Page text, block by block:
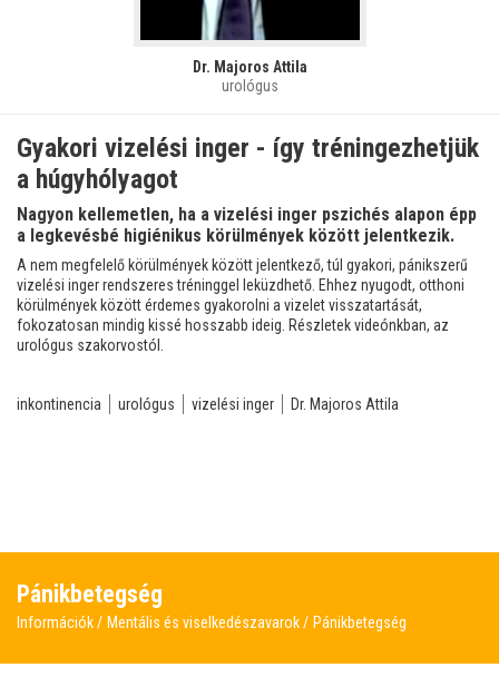
Dr. Majoros Attila
urológus
Gyakori vizelési inger - így tréningezhetjük
a húgyhólyagot
Nagyon kellemetlen, ha a vizelési inger pszichés alapon épp
a legkevésbé higiénikus körülmények között jelentkezik.
A nem megfelelő körülmények között jelentkező, túl gyakori, pánikszerű
vizelési inger rendszeres tréninggel leküzdhető. Ehhez nyugodt, otthoni
körülmények között érdemes gyakorolni a vizelet visszatartását,
fokozatosan mindig kissé hosszabb ideig. Részletek videónkban, az
urológus szakorvostól.
inkontinencia urológus vizelési inger Dr. Majoros Attila
Pánikbetegség
Információk Mentális és viselkedészavarok Pánikbetegség